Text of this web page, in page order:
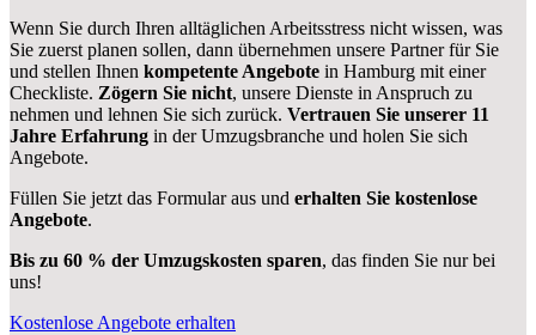
Wenn Sie durch Ihren alltäglichen Arbeitsstress nicht wissen, was
Sie zuerst planen sollen, dann übernehmen unsere Partner für Sie
und stellen Ihnen kompetente Angebote in Hamburg mit einer
Checkliste. Zögern Sie nicht, unsere Dienste in Anspruch zu
nehmen und lehnen Sie sich zurück. Vertrauen Sie unserer 11
Jahre Erfahrung in der Umzugsbranche und holen Sie sich
Angebote.
Füllen Sie jetzt das Formular aus und erhalten Sie kostenlose
Angebote.
Bis zu 60 % der Umzugskosten sparen, das finden Sie nur bei
uns!
Kostenlose Angebote erhalten